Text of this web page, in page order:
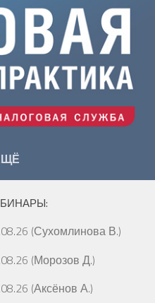
(Сухомлинова В.)
(Морозов Д.)
(Аксёнов А.)